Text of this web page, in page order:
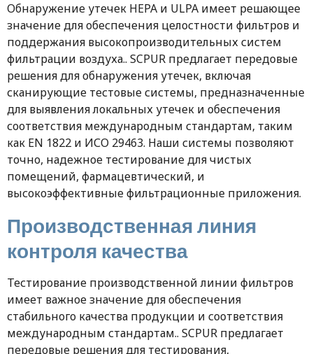
Обнаружение утечек HEPA и ULPA имеет решающее
значение для обеспечения целостности фильтров и
поддержания высокопроизводительных систем
фильтрации воздуха.. SCPUR предлагает передовые
решения для обнаружения утечек, включая
сканирующие тестовые системы, предназначенные
для выявления локальных утечек и обеспечения
соответствия международным стандартам, таким
как EN 1822 и ИСО 29463. Наши системы позволяют
точно, надежное тестирование для чистых
помещений, фармацевтический, и
высокоэффективные фильтрационные приложения.
Производственная линия
контроля качества
Тестирование производственной линии фильтров
имеет важное значение для обеспечения
стабильного качества продукции и соответствия
международным стандартам.. SCPUR предлагает
передовые решения для тестирования,